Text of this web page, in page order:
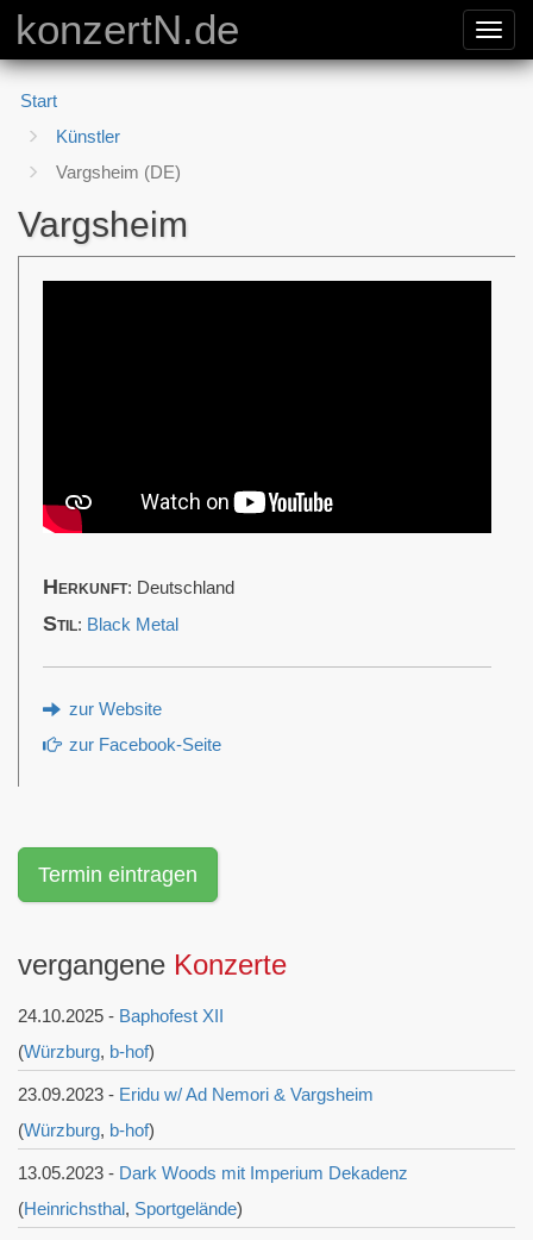
konzertN.de
Start
Künstler
Vargsheim (DE)
Vargsheim
Herkunft: Deutschland
Stil: Black Metal
zur Website
zur Facebook-Seite
Termin eintragen
vergangene Konzerte
24.10.2025 - Baphofest XII
(Würzburg, b-hof)
23.09.2023 - Eridu w/ Ad Nemori & Vargsheim
(Würzburg, b-hof)
13.05.2023 - Dark Woods mit Imperium Dekadenz
(Heinrichsthal, Sportgelände)